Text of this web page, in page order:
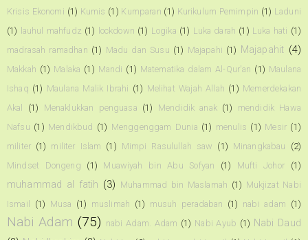
Krisis Ekonomi (1) Kumis (1) Kumparan (1) Kurikulum Pemimpin (1) Laduni
(1) lauhul mahfudz (1) lockdown (1) Logika (1) Luka darah (1) Luka hati (1)
madrasah ramadhan (1) Madu dan Susu (1) Majapahi (1) Majapahit (4)
Makkah (1) Malaka (1) Mandi (1) Matematika dalam Al-Qur'an (1) Maulana
Ishaq (1) Maulana Malik Ibrahi (1) Melihat Wajah Allah (1) Memerdekakan
Akal
(1) Menaklukkan penguasa (1) Mendidik anak (1)
mendidik Hawa
Nafsu (1) Mendikbud (1) Menggenggam Dunia (1) menulis (1) Mesir (1)
militer (1) militer Islam (1) Mimpi Rasulullah saw (1) Minangkabau
(2)
Mindset Dongeng
(1) Muawiyah bin Abu Sofyan (1) Mufti Johor (1)
muhammad al fatih (3) Muhammad bin Maslamah (1) Mukjizat Nabi
Ismail
(1) Musa (1) muslimah (1) musuh peradaban (1) nabi adam (1)
Nabi Adam (75) nabi Adam. Adam (1) Nabi Ayub (1) Nabi Daud